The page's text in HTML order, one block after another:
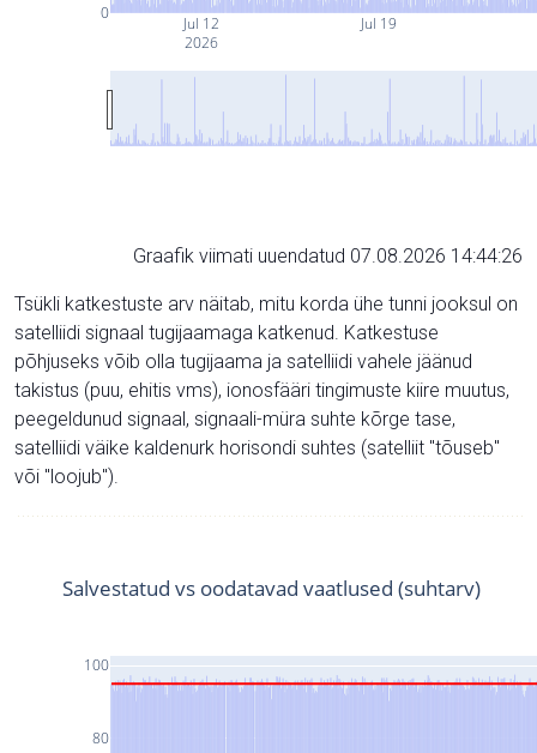
Jul 12
2026
Jul 19
0
Graafik viimati uuendatud 07.08.2026 14:44:26
Tsükli katkestuste arv näitab, mitu korda ühe tunni jooksul on
satelliidi signaal tugijaamaga katkenud. Katkestuse
põhjuseks võib olla tugijaama ja satelliidi vahele jäänud
takistus (puu, ehitis vms), ionosfääri tingimuste kiire muutus,
peegeldunud signaal, signaali-müra suhte kõrge tase,
satelliidi väike kaldenurk horisondi suhtes (satelliit "tõuseb"
või "loojub").
80
100
Salvestatud vs oodatavad vaatlused (suhtarv)